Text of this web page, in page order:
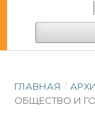
ГЛАВНАЯ /
ОБЩЕСТВО И